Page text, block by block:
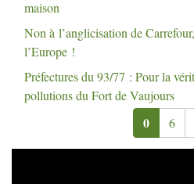
maison
Non à l’anglicisation de
l’Europe !
Préfectures du 93/77 : Pour la
pollutions du Fort de Vaujours
0 6